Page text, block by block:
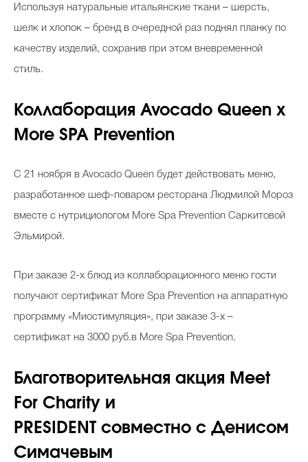
Используя натуральные итальянские ткани – шерсть,
шелк и хлопок – бренд в очередной раз поднял планку по
качеству изделий, сохранив при этом вневременной
стиль.
Коллаборация Avocado Queen х
More SPA Prevention
С 21 ноября в Avocado Queen будет действовать меню,
разработанное шеф-поваром ресторана Людмилой Мороз
вместе с нутрициологом More Spa Prevention Саркитовой
Эльмирой.
При заказе 2-х блюд из коллаборационного меню гости
получают сертификат More Spa Prevention на аппаратную
программу «Миостимуляция», при заказе 3-х –
сертификат на 3000 руб.в More Spa Prevention.
Благотворительная акция Meet
For Charity и
PRESIDENT совместно с Денисом
Симачевым